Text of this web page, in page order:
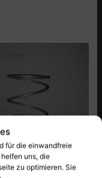
für die einwandfreie
uns, die
zu optimieren. Sie